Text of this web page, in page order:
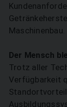
Maschinenbau.
Der Mensch
Trotz aller
Verfügbarkeit